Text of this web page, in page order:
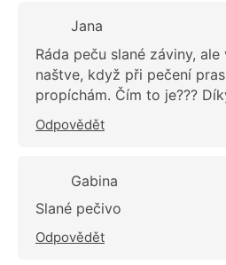
Jana
Ráda peču slané záviny,
naštve, když při pečení
propíchám. Čím to je???
Odpovědět
Gabina
Slané pečivo
Odpovědět